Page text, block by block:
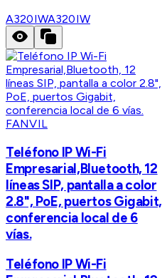
A320IWA320IW
FANVIL
Teléfono IP Wi-Fi
Empresarial,Bluetooth, 12
líneas SIP, pantalla a color
2.8", PoE, puertos Gigabit,
conferencia local de 6
vías.
Teléfono IP Wi-Fi